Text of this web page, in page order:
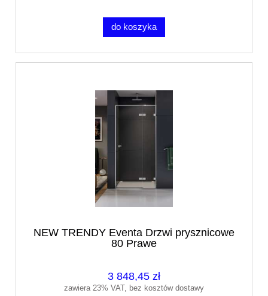
do koszyka
NEW TRENDY Eventa Drzwi prysznicowe
80 Prawe
3 848,45 zł
zawiera 23% VAT, bez kosztów dostawy